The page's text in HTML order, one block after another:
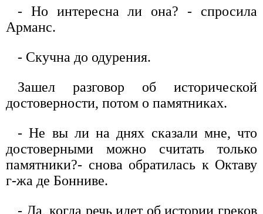
- Но интересна ли она? - спросила
Арманс.
- Скучна до одурения.
Зашел разговор об исторической
достоверности, потом о памятниках.
- Не вы ли на днях сказали мне, что
достоверными можно считать только
памятники?- снова обратилась к Октаву
г-жа де Бонниве.
- Да, когда речь идет об истории греков